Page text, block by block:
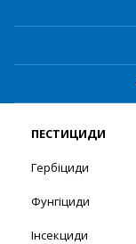
ПЕСТИЦИДИ
Гербіциди
Фунгіциди
Інсекциди